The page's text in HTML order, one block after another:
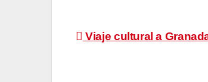
Navegación
Viaje cultural a